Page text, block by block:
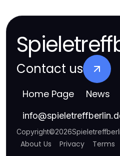
Contact us
Home Page News
info@
Copyright©2026
About Us Privacy Terms